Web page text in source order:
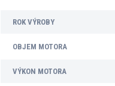
ROK VÝROBY
OBJEM MOTORA
VÝKON MOTORA